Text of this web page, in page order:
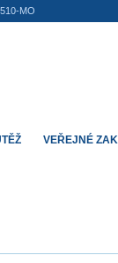
VEŘEJNÉ
MO